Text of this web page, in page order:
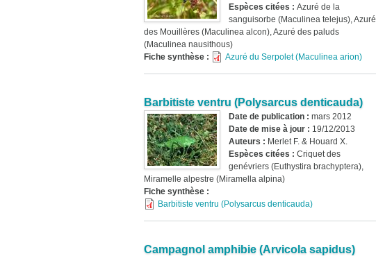
Espèces citées : Azuré de la
sanguisorbe (Maculinea telejus), Azuré
des Mouillères (Maculinea alcon), Azuré des paluds
(Maculinea nausithous)
Fiche synthèse :
Azuré du Serpolet (Maculinea arion)
Barbitiste ventru (Polysarcus denticauda)
Date de publication : mars 2012
Date de mise à jour : 19/12/2013
Auteurs : Merlet F. & Houard X.
Espèces citées : Criquet des
genévriers (Euthystira brachyptera),
Miramelle alpestre (Miramella alpina)
Fiche synthèse :
Barbitiste ventru (Polysarcus denticauda)
Campagnol amphibie (Arvicola sapidus)